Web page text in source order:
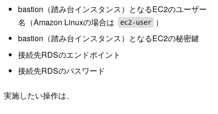
bastion（踏み台インスタンス）となるEC2のユーザー
名（Amazon Linuxの場合は
ec2-user
）
bastion（踏み台インスタンス）となるEC2の秘密鍵
接続先RDSのエンドポイント
接続先RDSのパスワード
実施したい操作は、